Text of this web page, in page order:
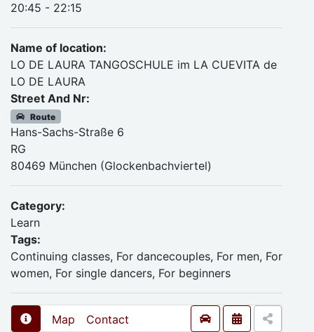
20:45 - 22:15
Name of location:
LO DE LAURA TANGOSCHULE im LA CUEVITA de
LO DE LAURA
Street And Nr:
Route
Hans-Sachs-Straße 6
RG
80469 München (Glockenbachviertel)
Category:
Learn
Tags:
Continuing classes, For dancecouples, For men, For
women, For single dancers, For beginners
Map Contact